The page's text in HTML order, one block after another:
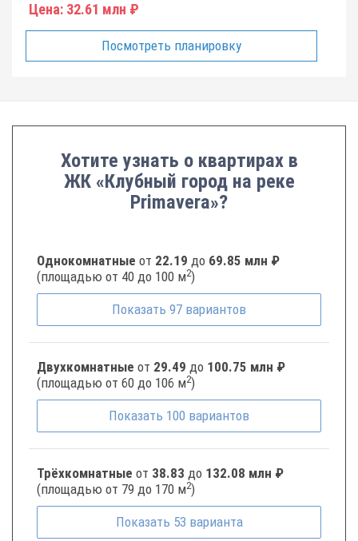
Цена: 32.61 млн ₽
Посмотреть планировку
Хотите узнать о квартирах в
ЖК «Клубный город на реке
Primavera»?
Однокомнатные от 22.19 до 69.85 млн ₽
(площадью от 40 до 100 м2)
Показать 97 вариантов
Двухкомнатные от 29.49 до 100.75 млн ₽
(площадью от 60 до 106 м2)
Показать 100 вариантов
Трёхкомнатные от 38.83 до 132.08 млн ₽
(площадью от 79 до 170 м2)
Показать 53 варианта